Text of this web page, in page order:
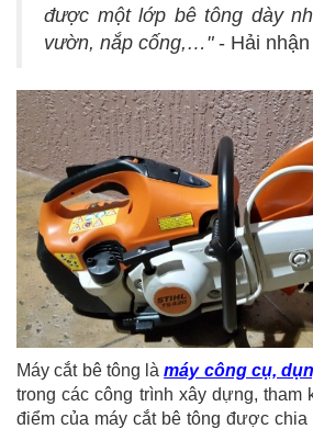
được một lớp bê tông dày
vườn, nắp cống,…"- Hải nhận
Máy cắt bê tông làmáy công cụ,
trong các công trình xây dựng, tham
điểm của máy cắt bê tông được